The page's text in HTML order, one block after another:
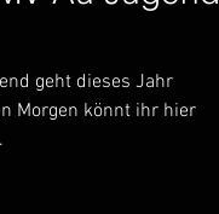
geht dieses Jahr
Morgen könnt ihr hier